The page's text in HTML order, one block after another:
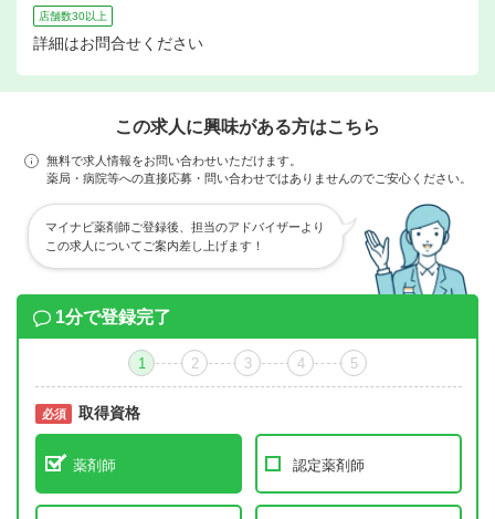
店舗数30以上
詳細はお問合せください
この求人に興味がある方はこちら
無料で求人情報をお問い合わせいただけます。
薬局・病院等への直接応募・問い合わせではありませんのでご安心ください。
マイナビ薬剤師ご登録後、担当のアドバイザーより
この求人についてご案内差し上げます！
1分で登録完了
1 2 3 4 5
必須 取得資格
薬剤師 認定薬剤師